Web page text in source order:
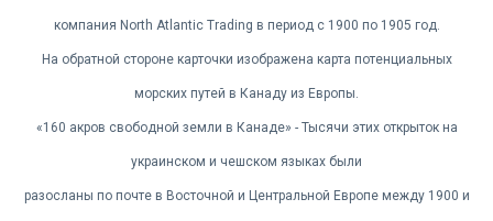
компания North Atlantic Trading в период с 1900 по 1905 год.
На обратной стороне карточки изображена карта потенциальных
морских путей в Канаду из Европы.
«160 акров свободной земли в Канаде» - Тысячи этих открыток на
украинском и чешском языках были
разосланы по почте в Восточной и Центральной Европе между 1900 и